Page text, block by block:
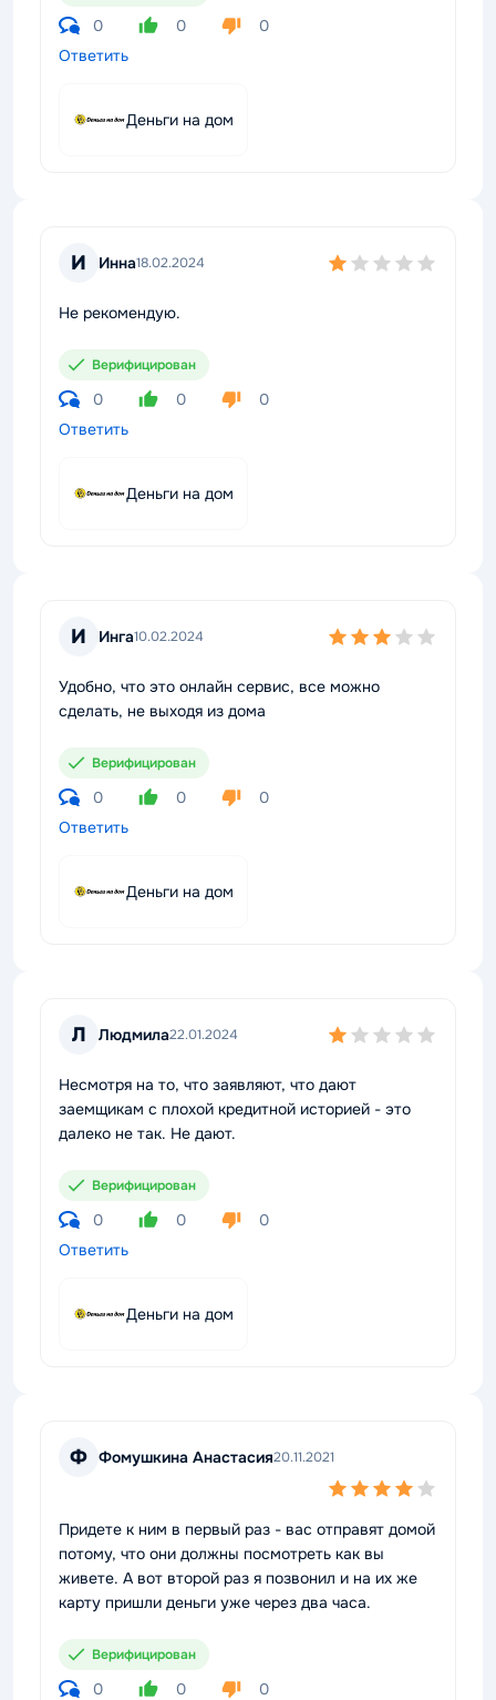
0 0
0
Ответить
Деньги на дом
И Инна18.02.2024
Не рекомендую.
Верифицирован
0 0
0
Ответить
Деньги на дом
И Инга10.02.2024
Удобно, что это онлайн сервис, все можно
сделать, не выходя из дома
Верифицирован
0 0
0
Ответить
Деньги на дом
Л Людмила22.01.2024
Несмотря на то, что заявляют, что дают
заемщикам с плохой кредитной историей - это
далеко не так. Не дают.
Верифицирован
0 0
0
Ответить
Деньги на дом
Ф Фомушкина Анастасия20.11.2021
Придете к ним в первый раз - вас отправят домой
потому, что они должны посмотреть как вы
живете. А вот второй раз я позвонил и на их же
карту пришли деньги уже через два часа.
Верифицирован
0 0
0